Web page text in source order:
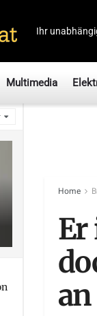
Ihr
Multimedia
Home
Er
an